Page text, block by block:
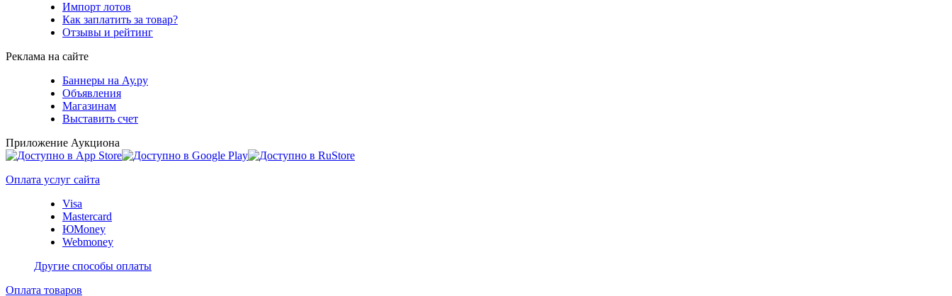
Импорт лотов
Как заплатить за товар?
Отзывы и рейтинг
Реклама на сайте
Баннеры на Ау.ру
Объявления
Магазинам
Выставить счет
Приложение Аукциона
Оплата услуг сайта
Visa
Mastercard
ЮMoney
Webmoney
Другие способы оплаты
Оплата товаров